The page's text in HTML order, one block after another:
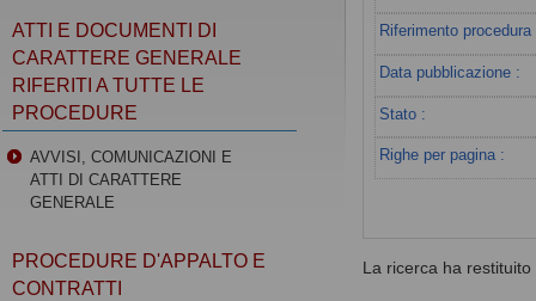
Riferimento procedura
Data pubblicazione :
Stato :
Righe per pagina :
La ricerca ha restituito
ATTI E DOCUMENTI DI
CARATTERE GENERALE
RIFERITI A TUTTE LE
PROCEDURE
AVVISI, COMUNICAZIONI E
ATTI DI CARATTERE
GENERALE
PROCEDURE D'APPALTO E
CONTRATTI